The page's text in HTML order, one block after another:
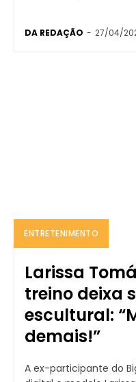
DA REDAÇÃO - 27/04/
ENTRETENIMENTO
Larissa
treino deixa
escultural:
demais!”
A ex-participante do